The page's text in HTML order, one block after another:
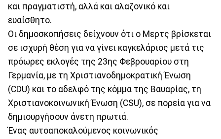
και πραγματιστή, αλλά και αλαζονικό και
ευαίσθητο.
Οι δημοσκοπήσεις δείχνουν ότι ο Μερτς βρίσκεται
σε ισχυρή θέση για να γίνει καγκελάριος μετά τις
πρόωρες εκλογές της 23ης Φεβρουαρίου στη
Γερμανία, με τη Χριστιανοδημοκρατική Ένωση
(CDU) και το αδελφό της κόμμα της Βαυαρίας, τη
Χριστιανοκοινωνική Ένωση (CSU), σε πορεία για να
δημιουργήσουν άνετη πρωτιά.
Ένας αυτοαποκαλούμενος κοινωνικός